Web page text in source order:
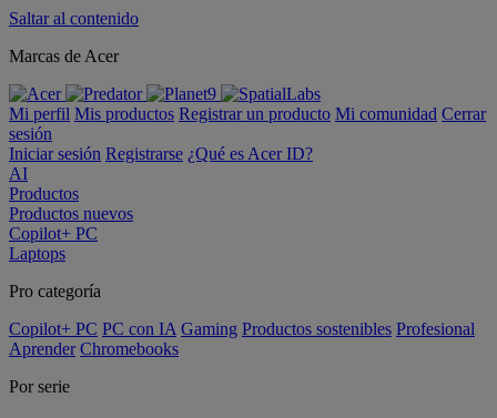
Saltar al contenido
Marcas de Acer
Mi perfil Mis productos Registrar un producto Mi comunidad Cerrar
sesión
Iniciar sesión Registrarse ¿Qué es Acer ID?
AI
Productos
Productos nuevos
Copilot+ PC
Laptops
Pro categoría
Copilot+ PC PC con IA Gaming Productos sostenibles Profesional
Aprender Chromebooks
Por serie